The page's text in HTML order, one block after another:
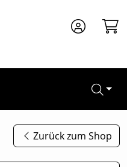
Zurück zum Shop